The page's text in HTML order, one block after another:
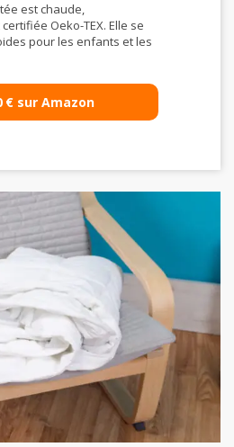
est chaude,
Oeko-TEX. Elle se
pour les enfants et les
€ sur Amazon